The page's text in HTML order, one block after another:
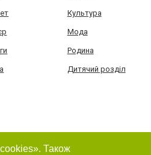
Культура
Мода
Родина
Дитячий розділ
Також